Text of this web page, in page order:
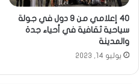
40 إعلامي من 9 دول في جولة
سياحية ثقافية في أحياء جدة
والمدينة
يوليو 14, 2023